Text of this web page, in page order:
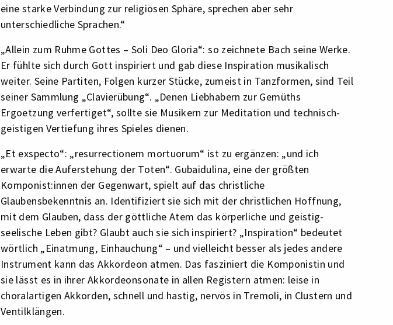
eine starke Verbindung zur religiösen Sphäre, sprechen aber sehr
unterschiedliche Sprachen.“
„Allein zum Ruhme Gottes – Soli Deo Gloria“: so zeichnete Bach seine Werke.
Er fühlte sich durch Gott inspiriert und gab diese Inspiration musikalisch
weiter. Seine Partiten, Folgen kurzer Stücke, zumeist in Tanzformen, sind Teil
seiner Sammlung „Clavierübung“. „Denen Liebhabern zur Gemüths
Ergoetzung verfertiget“, sollte sie Musikern zur Meditation und technisch-
geistigen Vertiefung ihres Spieles dienen.
„Et exspecto“: „resurrectionem mortuorum“ ist zu ergänzen: „und ich
erwarte die Auferstehung der Toten“. Gubaidulina, eine der größten
Komponist:innen der Gegenwart, spielt auf das christliche
Glaubensbekenntnis an. Identifiziert sie sich mit der christlichen Hoffnung,
mit dem Glauben, dass der göttliche Atem das körperliche und geistig-
seelische Leben gibt? Glaubt auch sie sich inspiriert? „Inspiration“ bedeutet
wörtlich „Einatmung, Einhauchung“ – und vielleicht besser als jedes andere
Instrument kann das Akkordeon atmen. Das fasziniert die Komponistin und
sie lässt es in ihrer Akkordeonsonate in allen Registern atmen: leise in
choralartigen Akkorden, schnell und hastig, nervös in Tremoli, in Clustern und
Ventilklängen.